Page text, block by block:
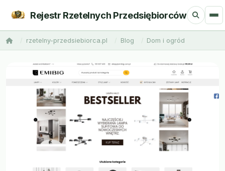
Rejestr Rzetelnych Przedsiębiorców
rzetelny-przedsiebiorca.pl Blog Dom i ogród